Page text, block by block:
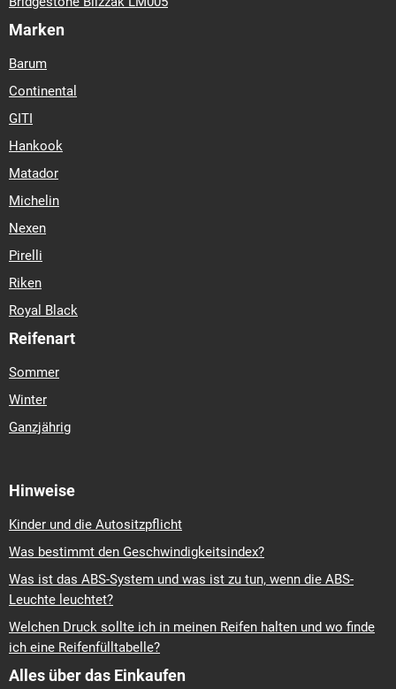
Marken
Barum
Continental
GITI
Hankook
Matador
Michelin
Nexen
Pirelli
Riken
Royal Black
Reifenart
Sommer
Winter
Ganzjährig
Hinweise
Kinder und die Autositzpflicht
Was bestimmt den Geschwindigkeitsindex?
Was ist das ABS-System und was ist zu tun, wenn die ABS-
Leuchte leuchtet?
Welchen Druck sollte ich in meinen Reifen halten und wo finde
ich eine Reifenfülltabelle?
Alles über das Einkaufen